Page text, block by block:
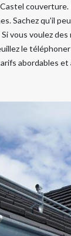
Sachez qu'il
vous voulez
le
abordables et